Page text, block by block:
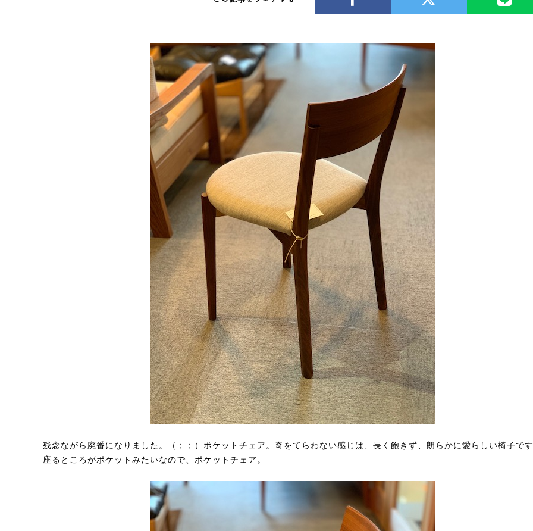
残念ながら廃番になりました。（；；）ポケットチェア。奇をてらわない感じは、長く飽きず、朗らかに愛らしい椅子で
座るところがポケットみたいなので、ポケットチェア。